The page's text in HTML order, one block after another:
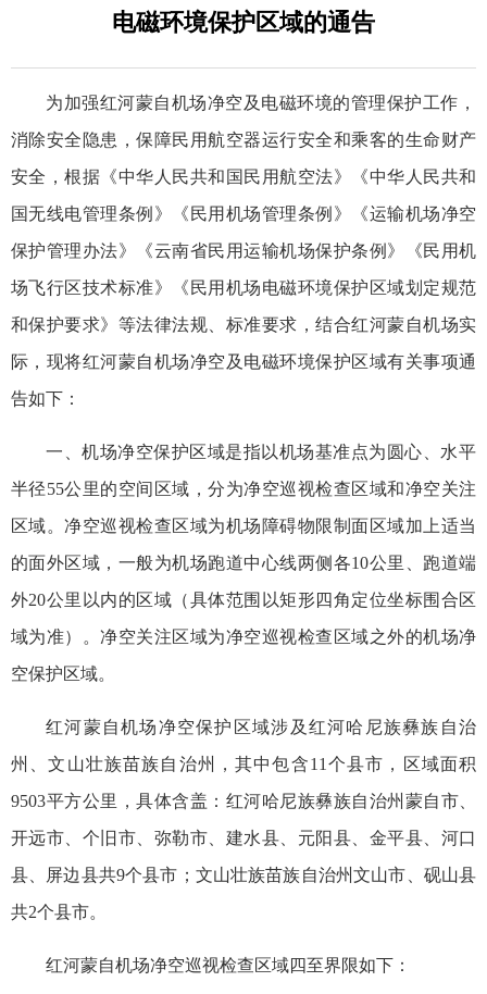
电磁环境保护区域的通告
为加强红河蒙自机场净空及电磁环境的管理保护工作，
消除安全隐患，保障民用航空器运行安全和乘客的生命财产
安全，根据《中华人民共和国民用航空法》《中华人民共和
国无线电管理条例》《民用机场管理条例》《运输机场净空
保护管理办法》《云南省民用运输机场保护条例》《民用机
场飞行区技术标准》《民用机场电磁环境保护区域划定规范
和保护要求》等法律法规、标准要求，结合红河蒙自机场实
际，现将红河蒙自机场净空及电磁环境保护区域有关事项通
告如下：
一、机场净空保护区域是指以机场基准点为圆心、水平
半径55公里的空间区域，分为净空巡视检查区域和净空关注
区域。净空巡视检查区域为机场障碍物限制面区域加上适当
的面外区域，一般为机场跑道中心线两侧各10公里、跑道端
外20公里以内的区域（具体范围以矩形四角定位坐标围合区
域为准）。净空关注区域为净空巡视检查区域之外的机场净
空保护区域。
红河蒙自机场净空保护区域涉及红河哈尼族彝族自治
州、文山壮族苗族自治州，其中包含11个县市，区域面积
9503平方公里，具体含盖：红河哈尼族彝族自治州蒙自市、
开远市、个旧市、弥勒市、建水县、元阳县、金平县、河口
县、屏边县共9个县市；文山壮族苗族自治州文山市、砚山县
共2个县市。
红河蒙自机场净空巡视检查区域四至界限如下：